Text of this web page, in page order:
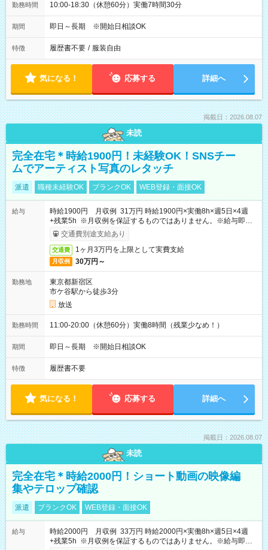
勤務時間 10:00-18:30（休憩60分）実働7時間30分
期間 即日～長期 ※開始日相談OK
特徴 履歴書不要 / 服装自由
気になる！ 応募する 詳細へ
掲載日：2026.08.07
未読
完全在宅＊時給1900円！未経験OK！SNSチー
ムでアーティスト写真のレタッチ
派遣 職種未経験OK ブランクOK WEB登録・面接OK
給与
時給1900円 月収例 31万円 時給1900円×実働8h×週5日×4週
+残業5h ※月収例を保証するものではありません。※給与即受
取りサービス利用可（利用条件有）
交通費別途支給あり
交通費 1ヶ月3万円を上限として実費支給
月収例 30万円～
勤務地
東京都新宿区
市ケ谷駅から徒歩3分
放送
勤務時間 11:00-20:00（休憩60分）実働8時間（残業少なめ！）
期間 即日～長期 ※開始日相談OK
特徴 履歴書不要
気になる！ 応募する 詳細へ
掲載日：2026.08.07
未読
完全在宅＊時給2000円！ショート動画の映像編
集やテロップ確認
派遣 ブランクOK WEB登録・面接OK
給与
時給2000円 月収例 33万円 時給2000円×実働8h×週5日×4週
+残業5h ※月収例を保証するものではありません。※給与即受